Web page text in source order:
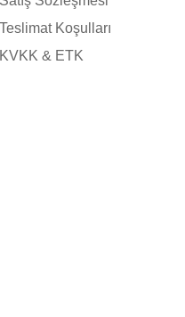
Teslimat Koşulları
KVKK & ETK